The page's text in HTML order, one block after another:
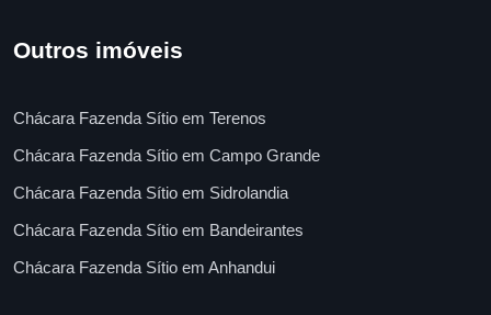
Outros imóveis
Chácara Fazenda Sítio em Terenos
Chácara Fazenda Sítio em Campo Grande
Chácara Fazenda Sítio em Sidrolandia
Chácara Fazenda Sítio em Bandeirantes
Chácara Fazenda Sítio em Anhandui